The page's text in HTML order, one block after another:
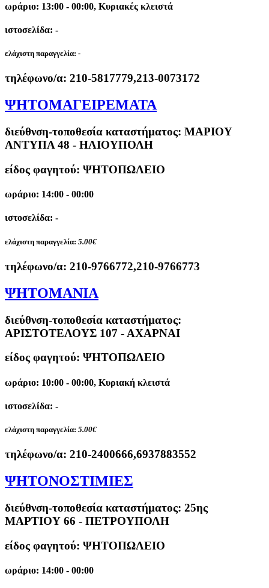
ωράριο: 13:00 - 00:00, Κυριακές κλειστά
ιστοσελίδα: -
ελάχιστη παραγγελία: -
τηλέφωνο/α: 210-5817779,213-0073172
ΨΗΤΟΜΑΓΕΙΡΕΜΑΤΑ
διεύθνση-τοποθεσία καταστήματος: ΜΑΡΙΟΥ
ΑΝΤΥΠΑ 48 - ΗΛΙΟΥΠΟΛΗ
είδος φαγητού: ΨΗΤΟΠΩΛΕΙΟ
ωράριο: 14:00 - 00:00
ιστοσελίδα: -
ελάχιστη παραγγελία: 5.00€
τηλέφωνο/α: 210-9766772,210-9766773
ΨΗΤΟΜΑΝΙΑ
διεύθνση-τοποθεσία καταστήματος:
ΑΡΙΣΤΟΤΕΛΟΥΣ 107 - ΑΧΑΡΝΑΙ
είδος φαγητού: ΨΗΤΟΠΩΛΕΙΟ
ωράριο: 10:00 - 00:00, Κυριακή κλειστά
ιστοσελίδα: -
ελάχιστη παραγγελία: 5.00€
τηλέφωνο/α: 210-2400666,6937883552
ΨΗΤΟΝΟΣΤΙΜΙΕΣ
διεύθνση-τοποθεσία καταστήματος: 25ης
ΜΑΡΤΙΟΥ 66 - ΠΕΤΡΟΥΠΟΛΗ
είδος φαγητού: ΨΗΤΟΠΩΛΕΙΟ
ωράριο: 14:00 - 00:00